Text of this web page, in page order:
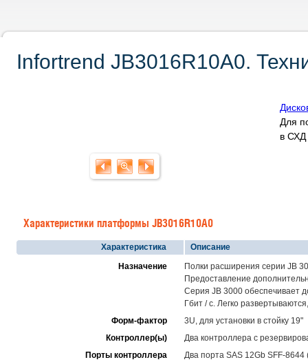
Infortrend JB3016R10A0.
Для
в СХД
Характеристики платформы JB3016R10A0
Характеристика
Описание
Назначение
Полки расширения серии JB
Предоставление
Серия JB 3000 обеспечивает
Гбит / с. Легко
Форм-фактор
3U, для установки в стойку 19"
Контроллер(ы)
Два контроллера с
Порты контроллера
Два порта SAS 12Gb SFF-8644